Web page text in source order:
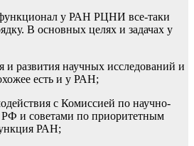
у РАН РЦНИ все-таки
В основных целях и задачах у
и развития научных исследований и
есть и у РАН;
с Комиссией по научно-
РФ и советами по приоритетным
РАН;